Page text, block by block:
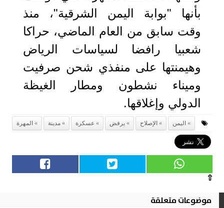
بأنها "بوابة اليمن الشرقية"، منذ
وقت سابق من العام الماضي، حراكا
شعبيا رافضا لسياسات الرياض
وهيمنتها على منفذي شحن صرفيت
وميناء نشطون ومطار الغيظة
الدولي وإغلاقها.
اليمن الإصلاح يرفض عسكرة مدينة المهرة
⇧
موضوعات متعلقة